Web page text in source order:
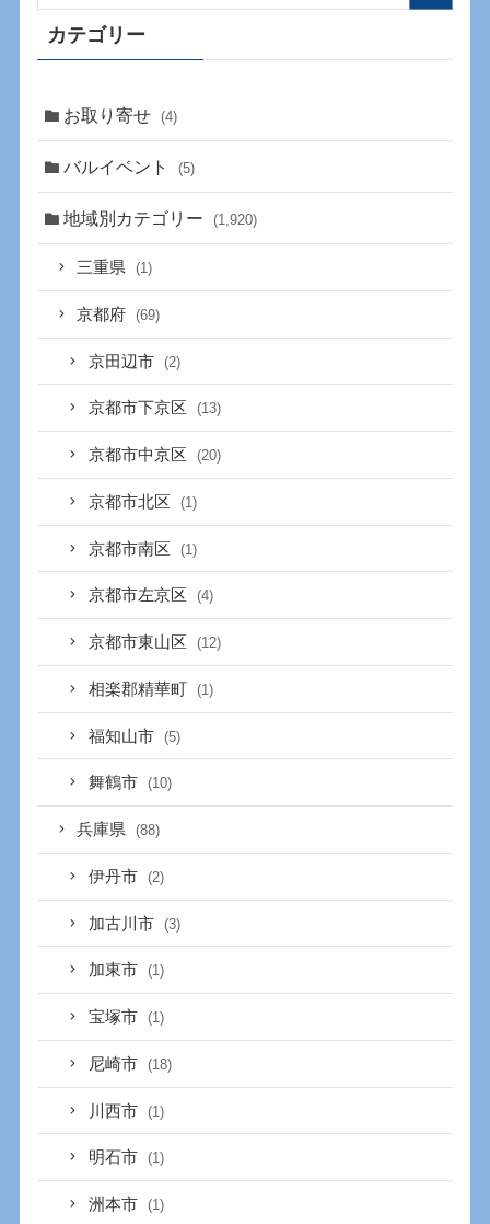
カテゴリー
お取り寄せ (4)
バルイベント (5)
地域別カテゴリー (1,920)
三重県 (1)
京都府 (69)
京田辺市 (2)
京都市下京区 (13)
京都市中京区 (20)
京都市北区 (1)
京都市南区 (1)
京都市左京区 (4)
京都市東山区 (12)
相楽郡精華町 (1)
福知山市 (5)
舞鶴市 (10)
兵庫県 (88)
伊丹市 (2)
加古川市 (3)
加東市 (1)
宝塚市 (1)
尼崎市 (18)
川西市 (1)
明石市 (1)
洲本市 (1)